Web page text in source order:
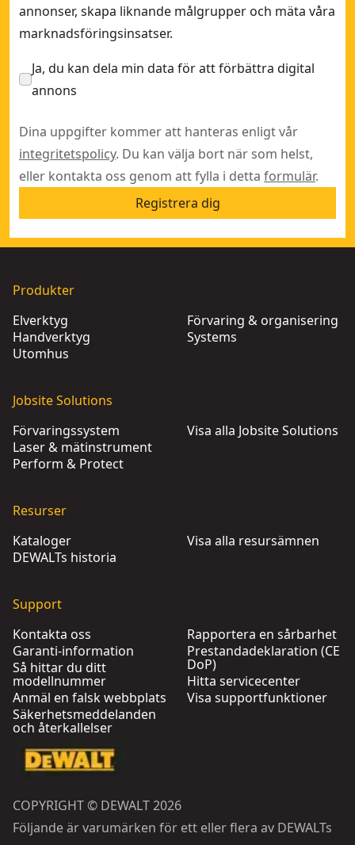
annonser, skapa liknande målgrupper och mäta våra
marknadsföringsinsatser.
Ja, du kan dela min data för att förbättra digital
annons
Dina uppgifter kommer att hanteras enligt vår
integritetspolicy. Du kan välja bort när som helst,
eller kontakta oss genom att fylla i detta formulär.
Registrera dig
Produkter
Elverktyg
Handverktyg
Utomhus
Förvaring & organisering
Systems
Jobsite Solutions
Förvaringssystem
Laser & mätinstrument
Perform & Protect
Visa alla Jobsite Solutions
Resurser
Kataloger
DEWALTs historia
Visa alla resursämnen
Support
Kontakta oss
Garanti-information
Så hittar du ditt
modellnummer
Anmäl en falsk webbplats
Säkerhetsmeddelanden
och återkallelser
Rapportera en sårbarhet
Prestandadeklaration (CE
DoP)
Hitta servicecenter
Visa supportfunktioner
COPYRIGHT © DEWALT 2026
Följande är varumärken för ett eller flera av DEWALTs